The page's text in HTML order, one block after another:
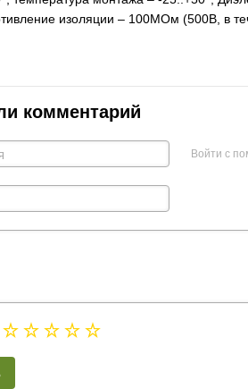
изоляции – 100МОм (500В, в
комментарий
Войти с